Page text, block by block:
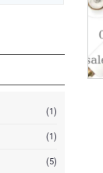
(1)
(1)
(5)